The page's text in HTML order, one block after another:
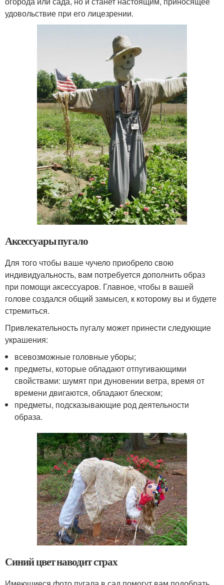
удовольствие при его лицезрении.
Аксессуары пугало
Для того чтобы ваше чучело приобрело свою
индивидуальность, вам потребуется дополнить образ
при помощи аксессуаров. Главное, чтобы в вашей
голове создался общий замысел, к которому вы и будете
стремиться.
Привлекательность пугалу может принести следующие
украшения:
всевозможные головные уборы;
предметы, которые обладают отпугивающими
свойствами: шумят при дуновении ветра, время от
времени двигаются, обладают блеском;
предметы, подсказывающие род деятельности
образа.
Синий цвет наводит страх